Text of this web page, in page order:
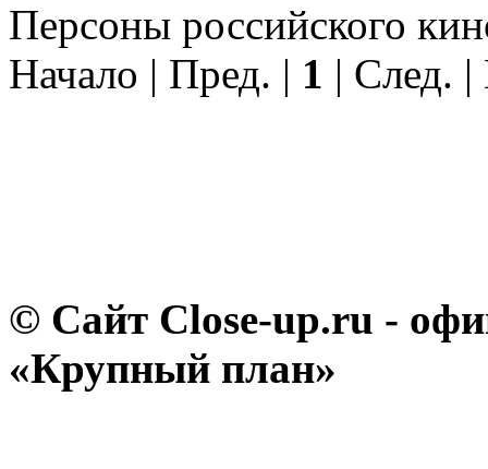
Персоны российского
Начало | Пред. | 1 | След.
© Сайт Close-up.ru -
«Крупный план»